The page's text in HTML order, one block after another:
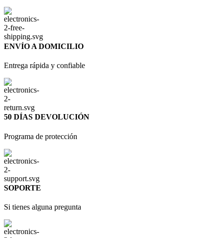
ENVÍO A DOMICILIO
Entrega rápida y confiable
50 DÍAS DEVOLUCIÓN
Programa de protección
SOPORTE
Si tienes alguna pregunta